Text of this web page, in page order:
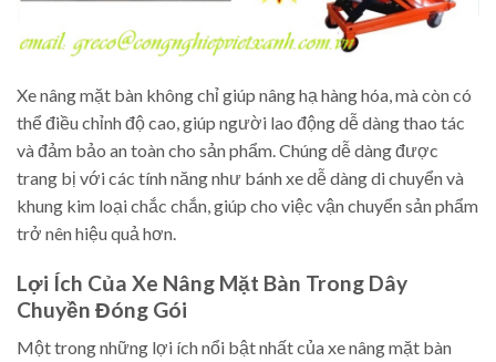
Xe nâng mặt bàn không chỉ giúp nâng hạ hàng hóa, mà còn có
thể điều chỉnh độ cao, giúp người lao động dễ dàng thao tác
và đảm bảo an toàn cho sản phẩm. Chúng dễ dàng được
trang bị với các tính năng như bánh xe dễ dàng di chuyển và
khung kim loại chắc chắn, giúp cho việc vận chuyển sản phẩm
trở nên hiệu quả hơn.
Lợi Ích Của Xe Nâng Mặt Bàn Trong Dây
Chuyền Đóng Gói
Một trong những lợi ích nổi bật nhất của xe nâng mặt bàn